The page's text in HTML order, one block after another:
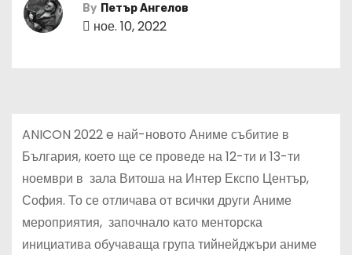
By Петър Ангелов
ное. 10, 2022
ANICON 2022 e най-новото Аниме събитие в
България, което ще се проведе на 12-ти и 13-ти
ноември в зала Витоша на Интер Експо Център,
София. То се отличава от всички други Аниме
мероприятия, започнало като менторска
инициатива обучаваща група тийнейджъри аниме